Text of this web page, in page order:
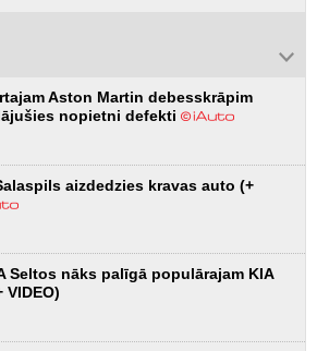
Aston Martin debesskrāpim
nopietni defekti
aizdedzies kravas auto (+
Seltos nāks palīgā populārajam KIA
VIDEO)